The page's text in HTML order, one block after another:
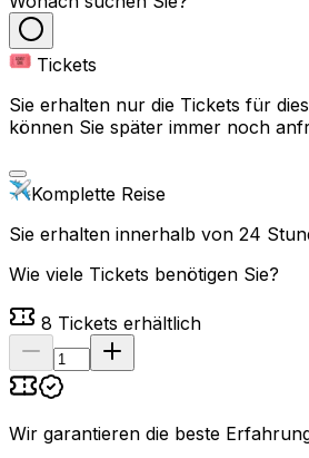
Tickets
Sie erhalten nur die Tickets für
können Sie später immer noch
Komplette Reise
Sie erhalten innerhalb von 24
Wie viele Tickets benötigen Sie?
8 Tickets erhältlich
Wir garantieren die beste